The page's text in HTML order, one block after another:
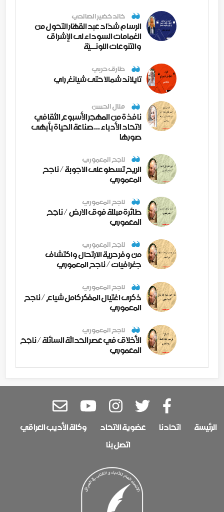
خالد خضير الصالحي
الرسام شدّاد عبد القهّار التحول من
الغمامات السوداء لى الإشراق
والتنوعات اللونــيّة
طارق حربي
تايلاند شمالا حتى شيانغ راي
منال الحسن
نافذة من المهجر الأسبوع الثقافي
لاتحاد الأدباء ... صناعة الحياة بأبهى
صورها
ناجح المعموري
الريح تسطو على الاجوبة / ناجح
المعموري
ناجح المعموري
طائرة مبللة فوق الارض / ناجح
المعموري
ناجح المعموري
من وفر حرية الارتحال واكتشاف
جغرافيات / ناجح المعموري
ناجح المعموري
ذكرى اغتيال المفكر كامل شياع / ناجح
المعموري
ناجح المعموري
الأخلاق في عصر الحداثة السائلة / ناجح
المعموري
الرئيسة اتحادنا عضوية الاتحاد
وكالة الأديب العراقي
اتصل بنا